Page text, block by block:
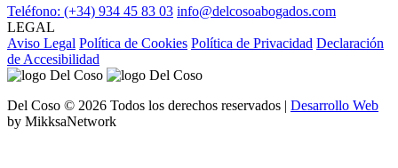
Teléfono: (+34) 934 45 83 03 info@delcosoabogados.com
LEGAL
Aviso Legal Política de Cookies Política de Privacidad Declaración
de Accesibilidad
Del Coso © 2026 Todos los derechos reservados | Desarrollo Web
by MikksaNetwork